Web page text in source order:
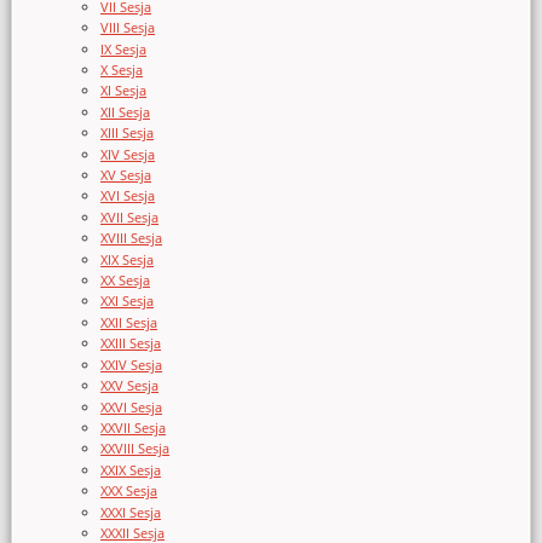
VII Sesja
VIII Sesja
IX Sesja
X Sesja
XI Sesja
XII Sesja
XIII Sesja
XIV Sesja
XV Sesja
XVI Sesja
XVII Sesja
XVIII Sesja
XIX Sesja
XX Sesja
XXI Sesja
XXII Sesja
XXIII Sesja
XXIV Sesja
XXV Sesja
XXVI Sesja
XXVII Sesja
XXVIII Sesja
XXIX Sesja
XXX Sesja
XXXI Sesja
XXXII Sesja